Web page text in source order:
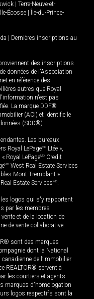
Terre-Neuve-et-
Écosse
Île-du-Prince-
Dernières inscriptions au
des inscriptions
données de l'Association
en référence des
autres que Royal
n'est pas
La marque DDF®
(ACI) et identifie le
(SDD®).
Les bureaux
Royal LePageMD Ltée »,
« Royal LePageMD Credit
MD West Real Estate Services
Mont-Tremblant »
Estate ServicesMD.
logos qui s'y rapportent
par les membres
et de la location de
de vente collaborative.
sont des marques
dont la National
de l’immobilier
REALTOR® servent à
les courtiers et agents
marques d'homologation
logos respectifs sont la